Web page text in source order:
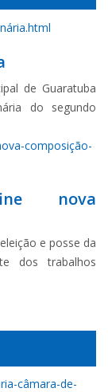
de Guaratuba
do segundo
nova
e posse da
dos trabalhos